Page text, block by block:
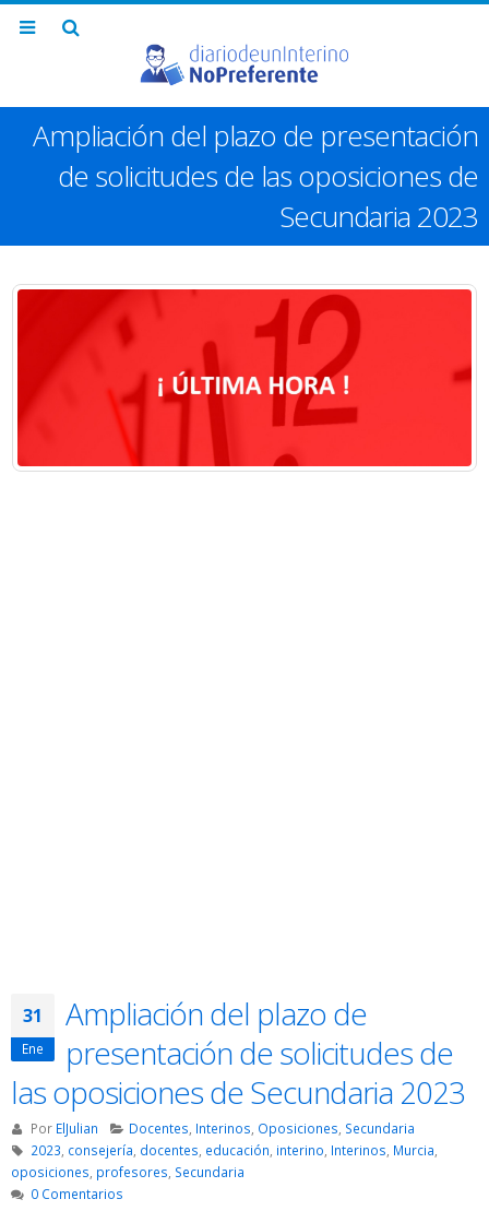
Ampliación del plazo de presentación
de solicitudes de las oposiciones de
Secundaria 2023
31
Ene
Ampliación del plazo de
presentación de solicitudes de
las oposiciones de Secundaria 2023
Por ElJulian Docentes Interinos Oposiciones Secundaria
2023 consejería docentes educación interino Interinos Murcia
oposiciones, profesores, Secundaria
0 Comentarios